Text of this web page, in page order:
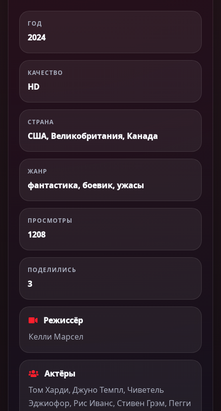
ГОД
2024
КАЧЕСТВО
HD
СТРАНА
США, Великобритания, Канада
ЖАНР
фантастика, боевик, ужасы
ПРОСМОТРЫ
1208
ПОДЕЛИЛИСЬ
3
Режиссёр
Келли Марсел
Актёры
Том Харди, Джуно Темпл, Чиветель
Эджиофор, Рис Иванс, Стивен Грэм, Пегги